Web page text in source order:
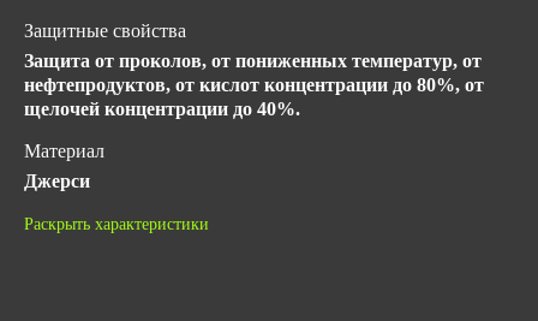
Защитные свойства
Защита от проколов, от пониженных температур, от
нефтепродуктов, от кислот концентрации до 80%, от
щелочей концентрации до 40%.
Материал
Джерси
Длина, мм
Раскрыть характеристики